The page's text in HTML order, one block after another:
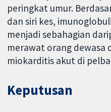
peringkat umur.
dan siri kes,
menjadi sebahagian
merawat orang dewasa
miokarditis akut di
Keputusan